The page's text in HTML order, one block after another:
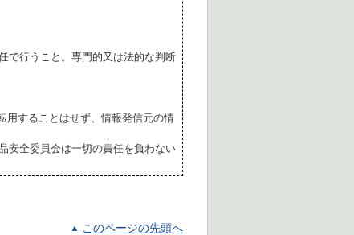
で行うこと。専門的又は法的な判断
することはせず、情報発信元の情
安全委員会は一切の責任を負わない
このページの先頭へ